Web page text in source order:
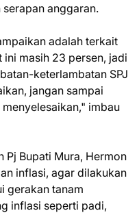
anggaran.
adalah terkait
ini masih 23 persen, jadi
keterlambatan SPJ
jangan sampai
imbau
Pj Bupati Mura, Hermon
inflasi, agar dilakukan
gerakan tanam
inflasi seperti padi,